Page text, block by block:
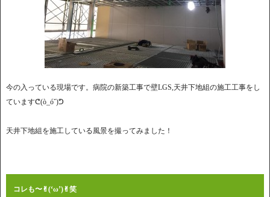
今の入っている現場です。病院の新築工事で壁LGS,天井下地組の施工工事をし
ていますᕦ(ò_óˇ)ᕤ
天井下地組を施工している風景を撮ってみました！
コレも〜✌︎(‘ω’)✌︎笑